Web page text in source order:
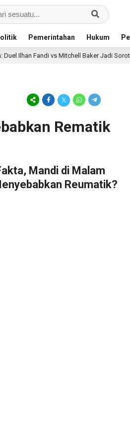
Pemerintahan Hukum
Baker Jadi Sorotan di Piala AFF 2026
Rematik
Mandi di Malam
Reumatik?